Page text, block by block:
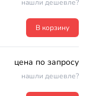
нашли дешевле?
В корзину
цена по запросу
нашли дешевле?